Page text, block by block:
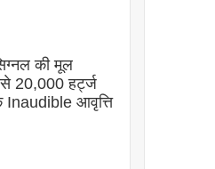
की मूल
20,000 हर्ट्ज
Inaudible आवृत्ति